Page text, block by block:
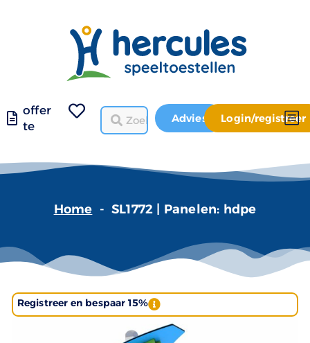
offer
te
Advies Login/registreer
Home - SL1772 | Panelen: hdpe
Registreer en bespaar 15%